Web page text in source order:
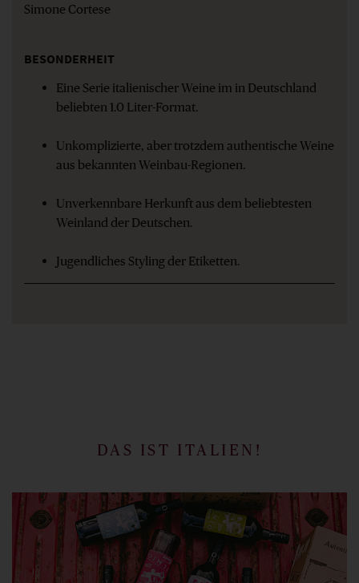
Simone Cortese
BESONDERHEIT
Eine Serie italienischer Weine im in Deutschland
beliebten 1.0 Liter-Format.
Unkomplizierte, aber trotzdem authentische Weine
aus bekannten Weinbau-Regionen.
Unverkennbare Herkunft aus dem beliebtesten
Weinland der Deutschen.
Jugendliches Styling der Etiketten.
DAS IST ITALIEN!